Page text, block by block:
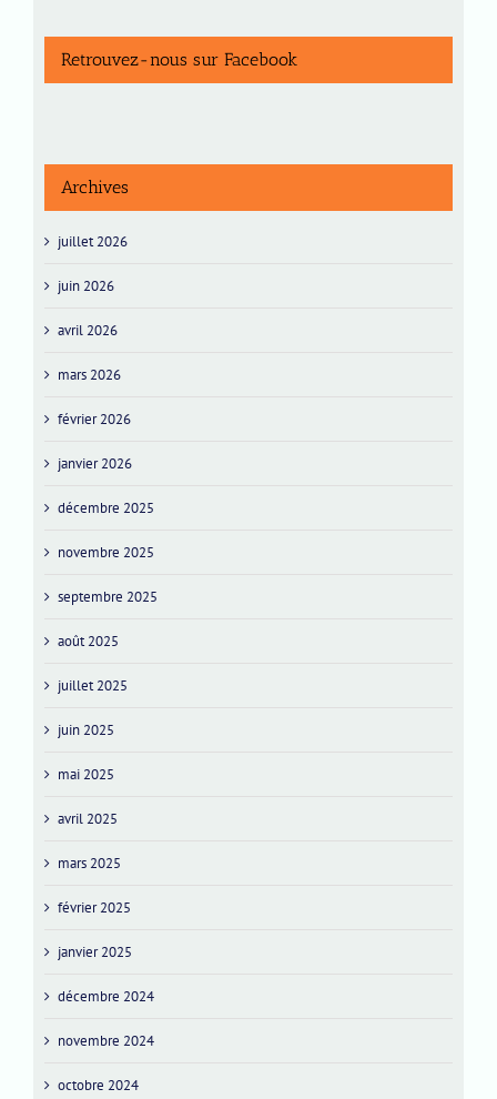
Retrouvez-nous sur Facebook
Archives
juillet 2026
juin 2026
avril 2026
mars 2026
février 2026
janvier 2026
décembre 2025
novembre 2025
septembre 2025
août 2025
juillet 2025
juin 2025
mai 2025
avril 2025
mars 2025
février 2025
janvier 2025
décembre 2024
novembre 2024
octobre 2024